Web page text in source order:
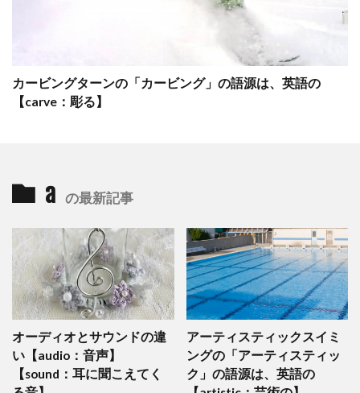
カービングターンの「カービング」の語源は、英語の
【carve：彫る】
a の最新記事
オーディオとサウンドの違
い【audio：音声】
【sound：耳に聞こえてく
アーティスティックスイミ
ングの「アーティスティッ
ク」の語源は、英語の